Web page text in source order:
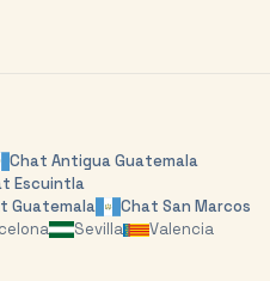
Chat Antigua Guatemala
Escuintla
Guatemala Chat San Marcos
Sevilla
Valencia